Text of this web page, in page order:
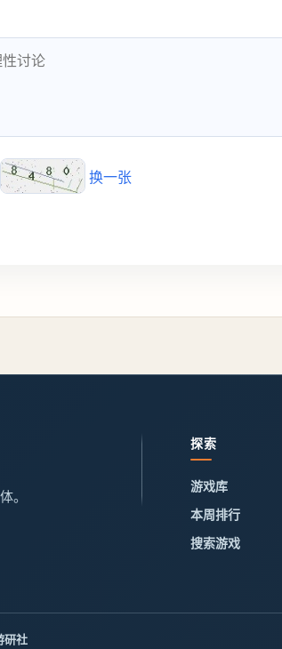
换一张
。
探索
游戏库
本周排行
搜索游戏
研社